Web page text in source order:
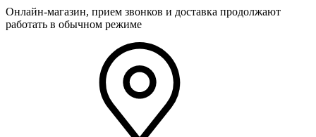
Онлайн-магазин, прием звонков и доставка продолжают
работать в обычном режиме